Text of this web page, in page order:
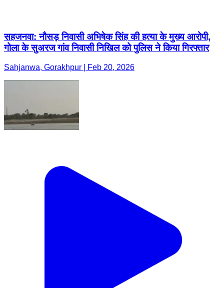
सहजनवा: नौसड़ निवासी अभिषेक सिंह की हत्या के मुख्य आरोपी,
गोला के सुअरज गांव निवासी निखिल को पुलिस ने किया गिरफ्तार
Sahjanwa, Gorakhpur | Feb 20, 2026